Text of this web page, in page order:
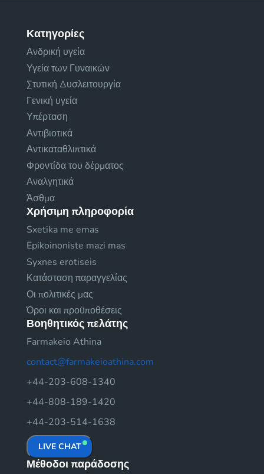
Κατηγορίες
Ανδρική υγεία
Υγεία των Γυναικών
Στυτική Δυσλειτουργία
Γενική υγεία
Υπέρταση
Αντιβιοτικά
Αντικαταθλιπτικά
Φροντίδα του δέρματος
Αναλγητικά
Άσθμα
Χρήσιμη πληροφορία
Sxetika me emas
Epikoinoniste mazi mas
Syxnes erotiseis
Κατάσταση παραγγελίας
Οι πολιτικές μας
Όροι και προϋποθέσεις
Βοηθητικός πελάτης
Farmakeio Athina
contact@farmakeioathina.com
+44-203-608-1340
+44-808-189-1420
+44-203-514-1638
LIVE CHAT
Μέθοδοι παράδοσης